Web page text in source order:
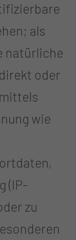
als
natürliche
oder
wie
(IP-
zu